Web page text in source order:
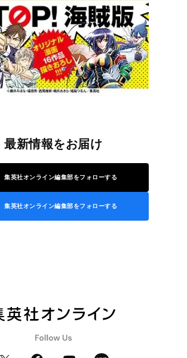
最新情報をお届け
集英社オンライン編集部をフォローする
集英社オンライン編集部をフォローする